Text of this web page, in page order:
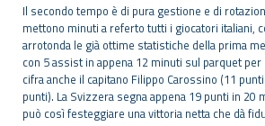
Il secondo tempo è di pura gestione e di
mettono minuti a referto tutti i giocatori italiani,
arrotonda le già ottime statistiche della prima
con 5 assist in appena 12 minuti sul parquet
cifra anche il capitano Filippo Carossino (11
punti). La Svizzera segna appena 19 punti in 20
può così festeggiare una vittoria netta che dà